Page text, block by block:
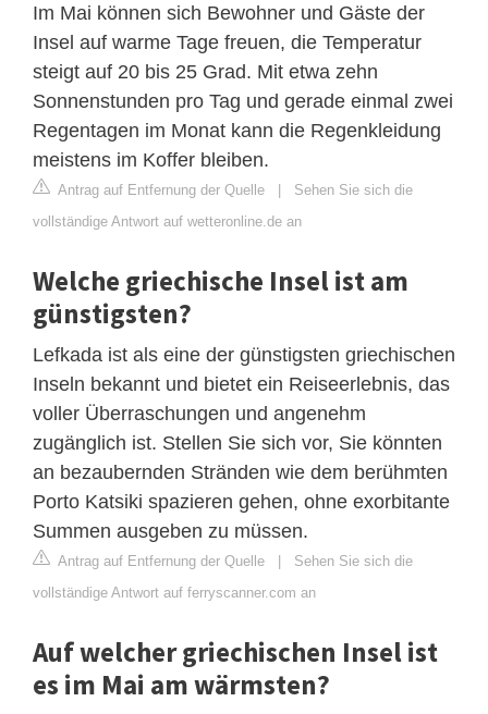
Im Mai können sich Bewohner und Gäste der
Insel auf warme Tage freuen, die Temperatur
steigt auf 20 bis 25 Grad. Mit etwa zehn
Sonnenstunden pro Tag und gerade einmal zwei
Regentagen im Monat kann die Regenkleidung
meistens im Koffer bleiben.
Antrag auf Entfernung der Quelle | Sehen Sie sich die
vollständige Antwort auf wetteronline.de an
Welche griechische Insel ist am
günstigsten?
Lefkada ist als eine der günstigsten griechischen
Inseln bekannt und bietet ein Reiseerlebnis, das
voller Überraschungen und angenehm
zugänglich ist. Stellen Sie sich vor, Sie könnten
an bezaubernden Stränden wie dem berühmten
Porto Katsiki spazieren gehen, ohne exorbitante
Summen ausgeben zu müssen.
Antrag auf Entfernung der Quelle | Sehen Sie sich die
vollständige Antwort auf ferryscanner.com an
Auf welcher griechischen Insel ist
es im Mai am wärmsten?